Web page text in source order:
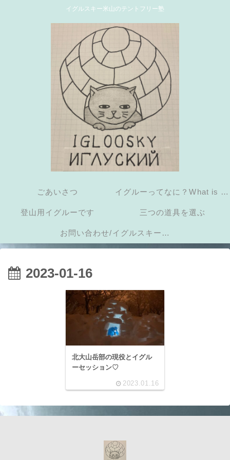
イグルスキー米山のテントフリー塾
ごあいさつ イグルーってなに？What is an
igloo?
登山用イグルーです 三つの道具を選ぶ
お問い合わせ/イグルスキーに
2023-01-16
北大山岳部の現役とイグル
ーセッション♡
2023.01.16